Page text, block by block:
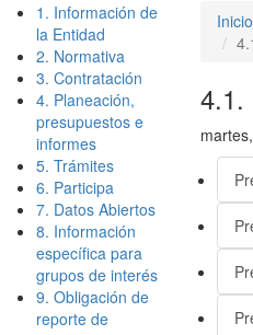
1. Información de
la Entidad
2. Normativa
3. Contratación
4. Planeación,
presupuestos e
informes
5. Trámites
6. Participa
7. Datos Abiertos
8. Información
específica para
grupos de interés
9. Obligación de
reporte de
Inicio
4.1.